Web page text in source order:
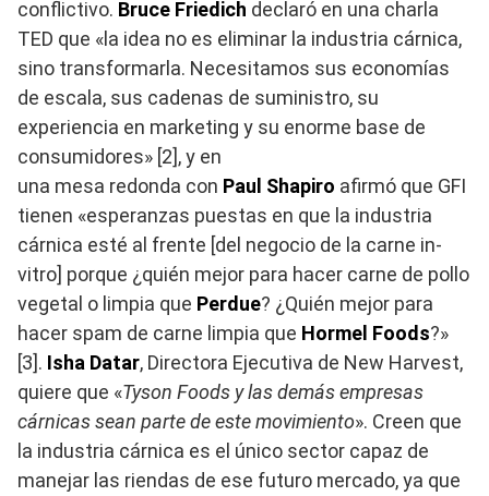
conflictivo. Bruce Friedich declaró en una charla
TED que «la idea no es eliminar la industria cárnica,
sino transformarla. Necesitamos sus economías
de escala, sus cadenas de suministro, su
experiencia en marketing y su enorme base de
consumidores» [2], y en
una mesa redonda con Paul Shapiro afirmó que GFI
tienen «esperanzas puestas en que la industria
cárnica esté al frente [del negocio de la carne in-
vitro] porque ¿quién mejor para hacer carne de pollo
vegetal o limpia que Perdue? ¿Quién mejor para
hacer spam de carne limpia que Hormel Foods?»
[3]. Isha Datar, Directora Ejecutiva de New Harvest,
quiere que «Tyson Foods y las demás empresas
cárnicas sean parte de este movimiento». Creen que
la industria cárnica es el único sector capaz de
manejar las riendas de ese futuro mercado, ya que